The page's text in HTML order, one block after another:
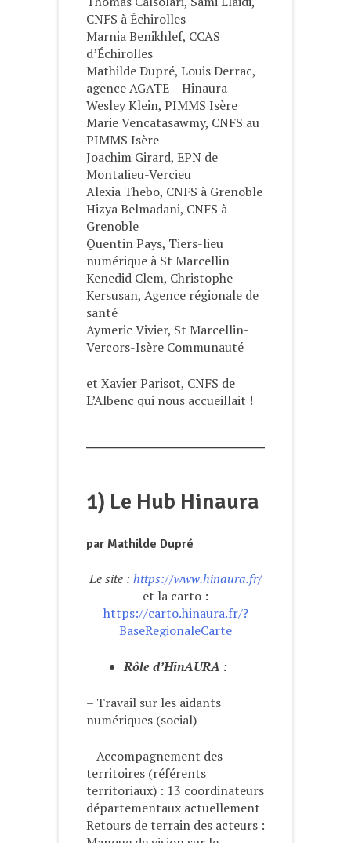
CNFS à Échirolles
Marnia Benikhlef, CCAS
d’Échirolles
Mathilde Dupré, Louis Derrac,
agence AGATE – Hinaura
Wesley Klein, PIMMS Isère
Marie Vencatasawmy, CNFS au
PIMMS Isère
Joachim Girard, EPN de
Montalieu-Vercieu
Alexia Thebo, CNFS à Grenoble
Hizya Belmadani, CNFS à
Grenoble
Quentin Pays, Tiers-lieu
numérique à St Marcellin
Kenedid Clem, Christophe
Kersusan, Agence régionale de
santé
Aymeric Vivier, St Marcellin-
Vercors-Isère Communauté
et Xavier Parisot, CNFS de
L’Albenc qui nous accueillait !
1) Le Hub Hinaura
par Mathilde Dupré
Le site : https://www.hinaura.fr/
et la carto :
https://carto.hinaura.fr/?
BaseRegionaleCarte
Rôle d’HinAURA :
– Travail sur les aidants
numériques (social)
– Accompagnement des
territoires (référents
territoriaux) : 13 coordinateurs
départementaux actuellement
Retours de terrain des acteurs :